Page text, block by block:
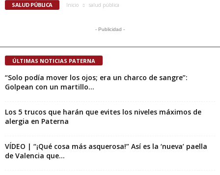
SALUD PÚBLICA Inicio salud pública
- Publicidad -
ÚLTIMAS NOTICIAS PATERNA
“Solo podía mover los ojos; era un charco de sangre”:
Golpean con un martillo...
Los 5 trucos que harán que evites los niveles máximos de
alergia en Paterna
VÍDEO | “¡Qué cosa más asquerosa!” Así es la ‘nueva’ paella
de Valencia que...